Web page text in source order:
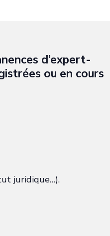
d’expert-
ou en cours
juridique…).